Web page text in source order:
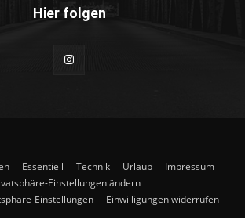
Hier folgen
Essentiell Technik Urlaub
Impressum
Einstellungen ändern
Einstellungen
Einwilligungen widerrufen